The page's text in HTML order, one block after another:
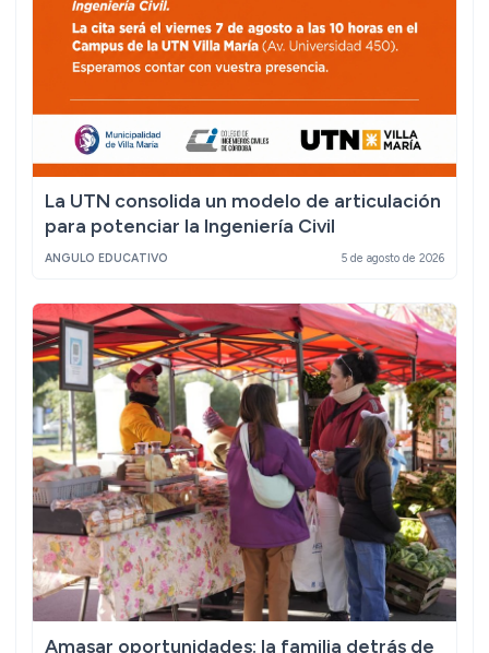
La UTN consolida un modelo de articulación
para potenciar la Ingeniería Civil
ANGULO EDUCATIVO 5 de agosto de 2026
Amasar oportunidades: la familia detrás de